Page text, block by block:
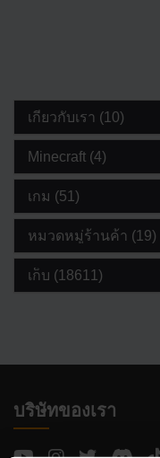
เกี่ยวกับเรา (10)
Minecraft (4)
เกม (51)
หมวดหมู่ร้านค้า (19)
เก็บ (18611)
บริษัทของเรา